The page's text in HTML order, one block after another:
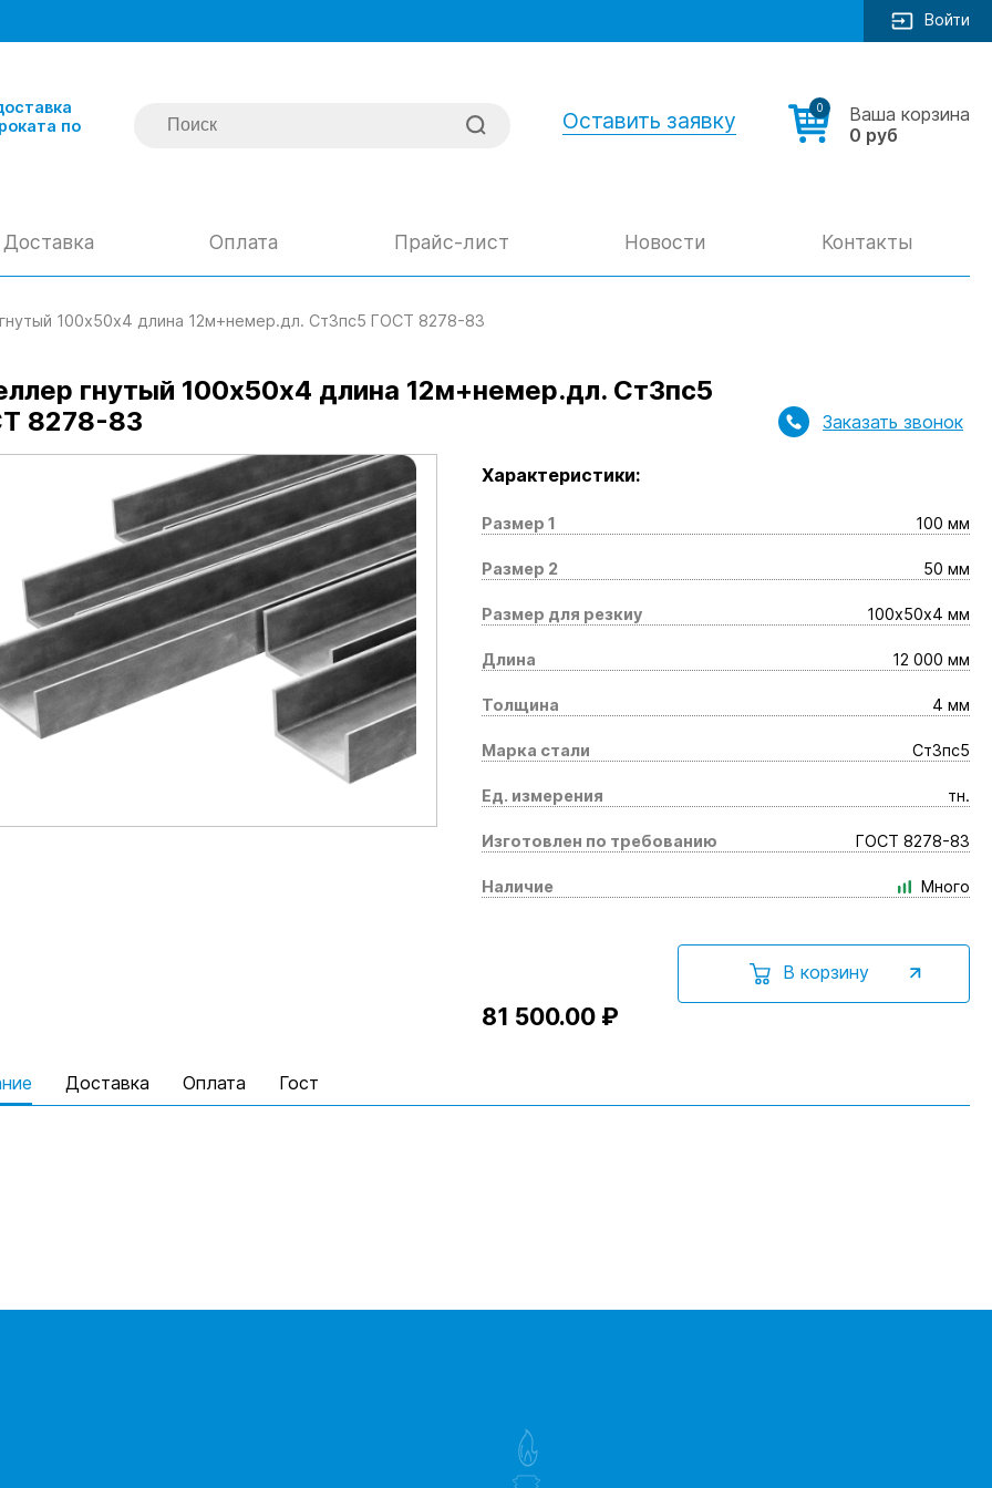
Войти
по
Оставить заявку 0
Ваша корзина
0 руб
Доставка Оплата Прайс-лист Новости Контакты
100х50х4 длина 12м+немер.дл. Ст3пс5 ГОСТ 8278-83
гнутый 100х50х4 длина 12м+немер.дл. Ст3пс5
8278-83
Характеристики:
Размер 1 100 мм
Размер 2 50 мм
Размер для резкиy 100х50х4 мм
Длина 12 000 мм
Толщина 4 мм
Марка стали Ст3пс5
Ед. измерения тн.
Изготовлен по требованию ГОСТ 8278-83
Наличие Много
В корзину
81 500.00 ₽
Заказать звонок
Доставка Оплата Гост